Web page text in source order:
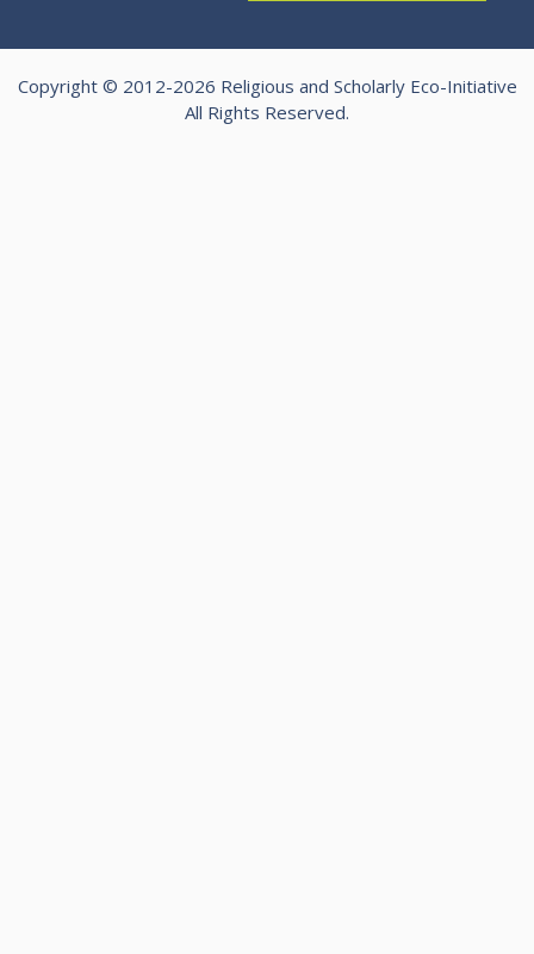
Copyright © 2012-2026 Religious and Scholarly Eco-Initiative
All Rights Reserved.